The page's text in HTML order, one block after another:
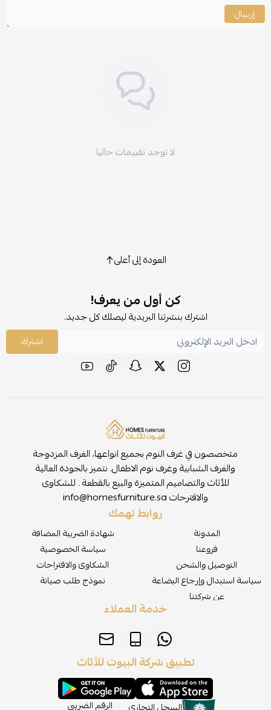
إرسال
لا توجد تقييمات حاليا
العودة إلى أعلى
كن أول من يعرف!
اشترك بنشرتنا البريدية ليصلك كل جديد.
اشترك
متخصصون في غرف النوم بجميع انواعها، الغرف المزدوجة
والغرف الشبابية وغرف نوم الاطفال. نتميز بالجودة العالية
للأثاث والتصاميم المتميزة والبيع بالقطعة . للشكاوى
والاقترحاتinfo@homesfurniture.sa
روابط تهمك
المدونة
فروعنا
التوصيل والشحن
سياسة استبدال وإرجاع البضاعة
عن شركتنا
شهادة الضريبة المضافة
سياسة الخصوصية
الشكاوى والاقتراحات
نموذج طلب صيانة
خدمة العملاء
تطبيق شركة البيوت للأثاث
السجل التجاري الرقم الضريبي